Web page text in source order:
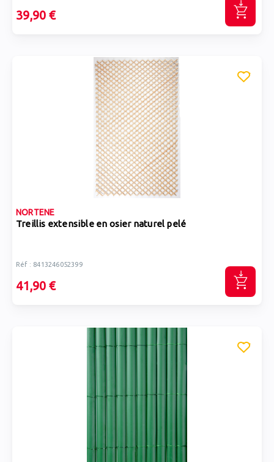
39,90 €
NORTENE
Treillis extensible en osier naturel pelé
Réf : 8413246052399
41,90 €